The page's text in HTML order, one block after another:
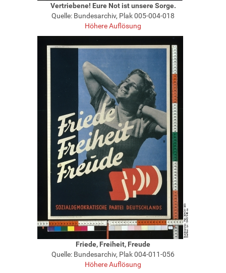
Vertriebene! Eure Not ist unsere Sorge.
Quelle: Bundesarchiv, Plak 005-004-018
Höhere Auflösung
Friede, Freiheit, Freude
Quelle: Bundesarchiv, Plak 004-011-056
Höhere Auflösung